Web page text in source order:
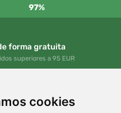
cookies
97%
forma gratuita
superiores a 95 EUR
gratuitos
su pedido en cualquier momento